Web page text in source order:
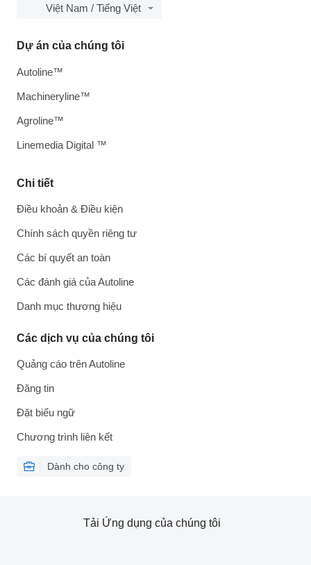
Việt Nam / Tiếng Việt
Chi tiết
Điều khoản & Điều kiện
Chính sách quyền riêng tư
Các bí quyết an toàn
Các đánh giá của Autoline
Danh mục thương hiệu
Các dịch vụ của chúng tôi
Quảng cáo trên Autoline
Đăng tin
Đặt biểu ngữ
Chương trình liên kết
Dành cho công ty
Dự án của chúng tôi
Autoline™
Machineryline™
Agroline™
Linemedia Digital ™
Tải Ứng dụng của chúng tôi